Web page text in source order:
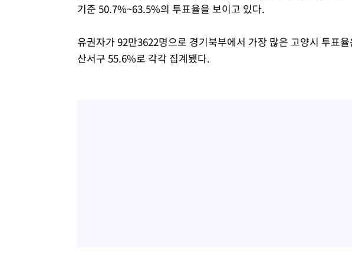
남자 농구, 나고야 아시안게임서 '홈팀' 일본과 한일전
극한폭염 한풀 꺾이지만…'낮 최고 35도' 무더위, 열대야 계속[다음주
축구협회 "압수수색·성접대 논란 사과…쇄신의 기회로 삼겠다"
기준 50.7%~63.5%의 투표율을 보이고 있다.
유권자가 92만3622명으로 경기북부에서 가장 많은 고양시 투표
산서구 55.6%로 각각 집계됐다.